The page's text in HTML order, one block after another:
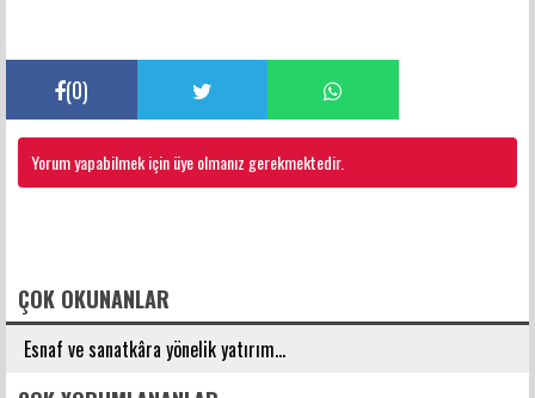
(0)
Yorum yapabilmek için üye olmanız gerekmektedir.
ÇOK OKUNANLAR
Esnaf ve sanatkâra yönelik yatırım...